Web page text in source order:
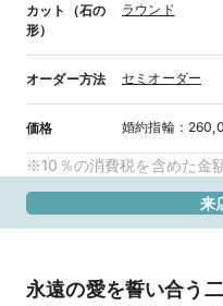
カット（石の
形）
ラウンド
オーダー方法 セミオーダー
価格 婚約指輪：
※10％の消費税を含めた金
来
永遠の愛を誓い合う